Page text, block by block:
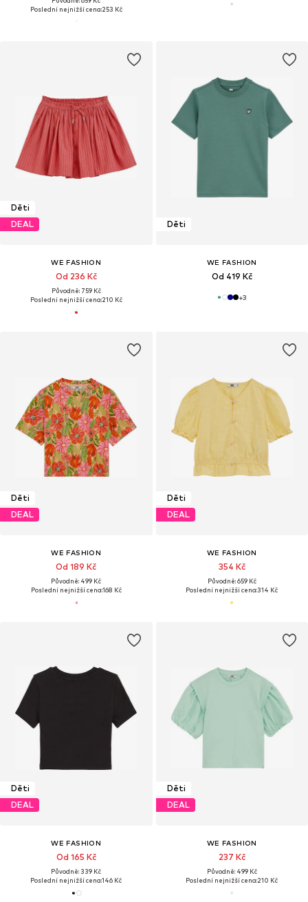
Poslední nejnižší cena:253 Kč
Děti
DEAL
WE FASHION
Od 236 Kč
Původně: 759 Kč
Poslední nejnižší cena:210 Kč
Děti
WE FASHION
Od 419 Kč
+3
Děti
DEAL
WE FASHION
Od 189 Kč
Původně: 499 Kč
Poslední nejnižší cena:168 Kč
Děti
DEAL
WE FASHION
354 Kč
Původně: 659 Kč
Poslední nejnižší cena:314 Kč
Děti
DEAL
WE FASHION
Od 165 Kč
Původně: 339 Kč
Poslední nejnižší cena:146 Kč
Děti
DEAL
WE FASHION
237 Kč
Původně: 499 Kč
Poslední nejnižší cena:210 Kč